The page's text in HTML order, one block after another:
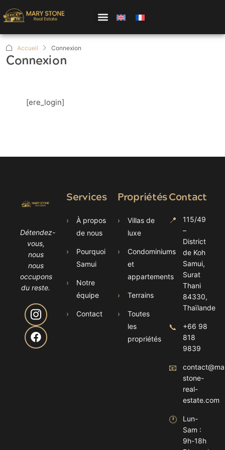
PROPRIÉTÉS
POURQUOI SAMUI
À PROPOS DE NOUS
Accueil Connexion
Connexion
[ere_login]
Détendez-
vous,
nous
nous
occupons
du reste.
Services
›
À propos
de nous
›
Pourquoi
Samui
›
Notre
équipe
› Contact
Propriétés
›
Villas de
luxe
›
Condominiums
et
appartements
› Terrains
›
Toutes
les
propriétés
Contact
📍
115/49
–
District
de Koh
Samui,
Surat
Thani
84330,
Thaïlande
📞
+66 98
818
9839
📧
stone-
real-
estate.com
🕐
Lun-
Sam :
9h-18h